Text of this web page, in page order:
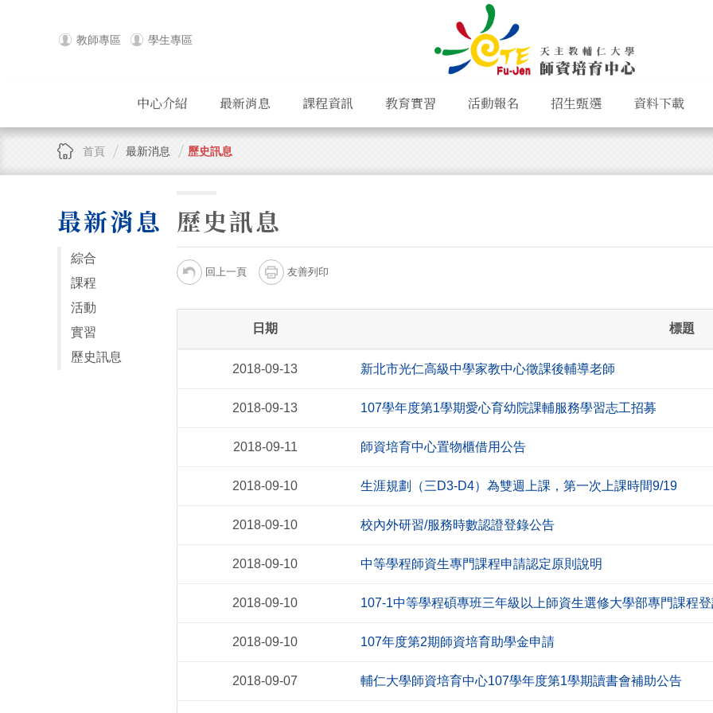
教師專區 學生專區
中心介紹 最新消息 課程資訊 教育實習 活動報名 招生甄選 資料下載
首頁 最新消息 歷史訊息
最新消息
綜合
課程
活動
實習
歷史訊息
歷史訊息
回上一頁 友善列印
日期 標題
2018-09-13 新北市光仁高級中學家教中心徵課後輔導老師
2018-09-13 107學年度第1學期愛心育幼院課輔服務學習志工招募
2018-09-11 師資培育中心置物櫃借用公告
2018-09-10 生涯規劃（三D3-D4）為雙週上課，第一次上課時間9/19
2018-09-10 校內外研習/服務時數認證登錄公告
2018-09-10 中等學程師資生專門課程申請認定原則說明
2018-09-10 107-1中等學程碩專班三年級以上師資生選修大學部專門課程
2018-09-10 107年度第2期師資培育助學金申請
2018-09-07 輔仁大學師資培育中心107學年度第1學期讀書會補助公告